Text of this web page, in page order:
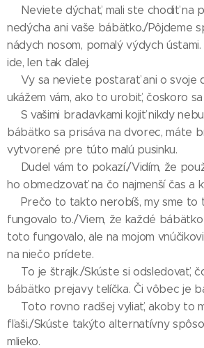
🤰Neviete dýchať, mali ste chodiť na
nedýcha ani vaše bábätko./Pôjdeme
nádych nosom, pomalý výdych
ide, len tak ďalej.
🤱Vy sa neviete postarať ani o svoje
ukážem vám, ako to urobiť, čoskoro
🤱S vašimi bradavkami kojiť nikdy
bábätko sa prisáva na dvorec, máte
vytvorené pre túto malú pusinku.
👶Dudel vám to pokazí./Vidím, že
ho obmedzovať na čo najmenší čas a
🤱Prečo to takto nerobíš, my sme to
fungovalo to./Viem, že každé
toto fungovalo, ale na mojom
na niečo prídete.
🤱To je štrajk./Skúste si odsledovať,
bábätko prejavy telíčka. Či vôbec je
🧑‍🍼Toto rovno radšej vyliať, akoby to
fľaši./Skúste takýto alternatívny
mlieko.